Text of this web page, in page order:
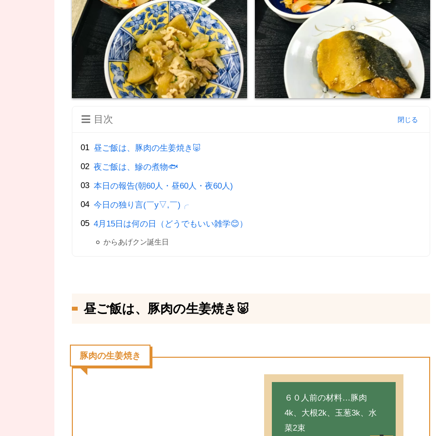
目次
昼ご飯は、豚肉の生姜焼き🐷
夜ご飯は、鰺の煮物🐟
本日の報告(朝60人・昼60人・夜60人)
今日の独り言(￣y▽,￣)╭
4月15日は何の日（どうでもいい雑学😊）
からあげクン誕生日
昼ご飯は、豚肉の生姜焼き🐷
豚肉の生姜焼き
６０人前の材料…豚肉
4k、大根2k、玉葱3k、水
菜2束